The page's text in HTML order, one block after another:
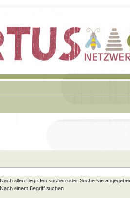
Nach allen Begriffen suchen oder Suche wie
Nach einem Begriff suchen